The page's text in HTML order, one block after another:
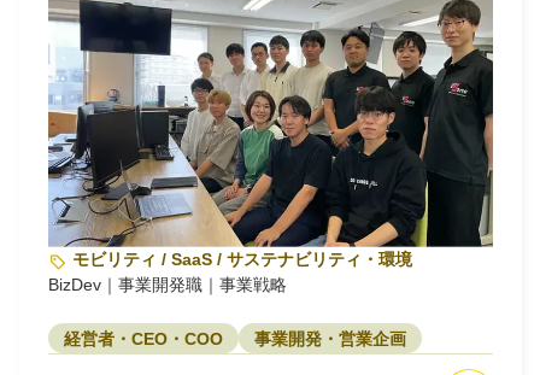
モビリティ / SaaS / サステナビリティ・環境
BizDev｜事業開発職｜事業戦略
経営者・CEO・COO 事業開発・営業企画